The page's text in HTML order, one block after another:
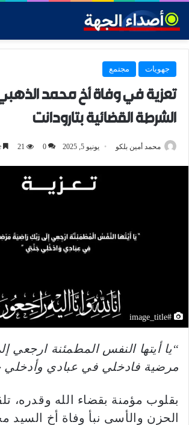
جهويات مجتمع
تعزية في وفاة أخ محمد
الشرطة القضائية بتارودانت
محمد أمين بلكو يونيو 5, 2025 0
21
#image_title
“يا أيتها النفس المطمئنة ارجعي
مرضية فادخلي في عبادي وأدخلي
بقلوب مؤمنة بقضاء الله وقدره،
الحزن والأسى نبأ وفاة أخ السيد